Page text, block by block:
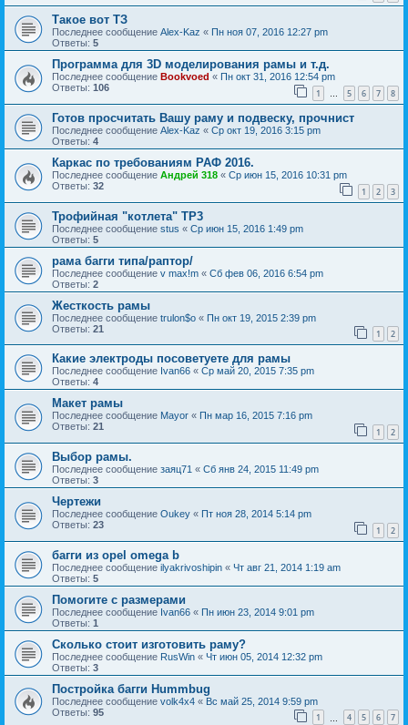
Такое вот ТЗ
Последнее сообщение Alex-Kaz « Пн ноя 07, 2016 12:27 pm
Ответы: 5
Программа для 3D моделирования рамы и т.д.
Последнее сообщение Bookvoed « Пн окт 31, 2016 12:54 pm
Ответы: 106 1 … 5 6 7 8
Готов просчитать Вашу раму и подвеску, прочнист
Последнее сообщение Alex-Kaz « Ср окт 19, 2016 3:15 pm
Ответы: 4
Каркас по требованиям РАФ 2016.
Последнее сообщение Андрей 318 « Ср июн 15, 2016 10:31 pm
Ответы: 32 1 2 3
Трофийная "котлета" ТР3
Последнее сообщение stus « Ср июн 15, 2016 1:49 pm
Ответы: 5
рама багги типа/раптор/
Последнее сообщение v max!m « Сб фев 06, 2016 6:54 pm
Ответы: 2
Жесткость рамы
Последнее сообщение trulon$o « Пн окт 19, 2015 2:39 pm
Ответы: 21 1 2
Какие электроды посоветуете для рамы
Последнее сообщение Ivan66 « Ср май 20, 2015 7:35 pm
Ответы: 4
Макет рамы
Последнее сообщение Mayor « Пн мар 16, 2015 7:16 pm
Ответы: 21 1 2
Выбор рамы.
Последнее сообщение заяц71 « Сб янв 24, 2015 11:49 pm
Ответы: 3
Чертежи
Последнее сообщение Oukey « Пт ноя 28, 2014 5:14 pm
Ответы: 23 1 2
багги из opel omega b
Последнее сообщение ilyakrivoshipin « Чт авг 21, 2014 1:19 am
Ответы: 5
Помогите с размерами
Последнее сообщение Ivan66 « Пн июн 23, 2014 9:01 pm
Ответы: 1
Сколько стоит изготовить раму?
Последнее сообщение RusWin « Чт июн 05, 2014 12:32 pm
Ответы: 3
Постройка багги Hummbug
Последнее сообщение volk4x4 « Вс май 25, 2014 9:59 pm
Ответы: 95 1 4 5 6 7